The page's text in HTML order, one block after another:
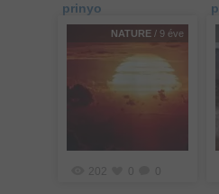
prinyo
NATURE / 9 éve
202